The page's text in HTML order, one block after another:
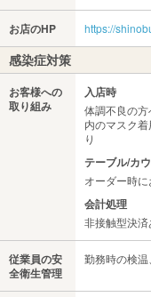
お店のHP https://
感染症対策
お客様への
取り組み
入店時
体調不良の
内のマスク
り
テーブル/カ
オーダー時
会計処理
非接触型決
従業員の安
全衛生管理
勤務時の検